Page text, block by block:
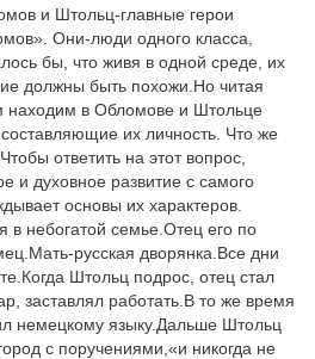
и Штольц-главные герои
Они-люди одного класса,
бы, что живя в одной среде, их
должны быть похожи.Но читая
находим в Обломове и Штольце
их личность. Что же
ответить на этот вопрос,
и духовное развитие с самого
основы их характеров.
в небогатой семье.Отец его по
русская дворянка.Все дни
Штольц подрос, отец стал
заставлял работать.В то же время
немецкому языку.Дальше Штольц
с поручениями,«и никогда не